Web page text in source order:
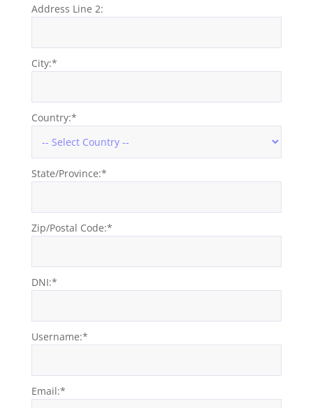
Address Line 2:
City:*
Country:*
State/Province:*
Zip/Postal Code:*
DNI:*
Username:*
Email:*